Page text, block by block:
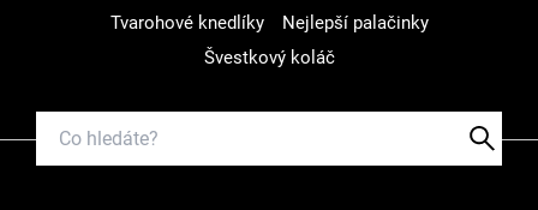
Tvarohové knedlíky
Nejlepší palačinky
Švestkový koláč